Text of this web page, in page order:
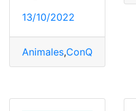
13/10/2022
Animales,ConQuito